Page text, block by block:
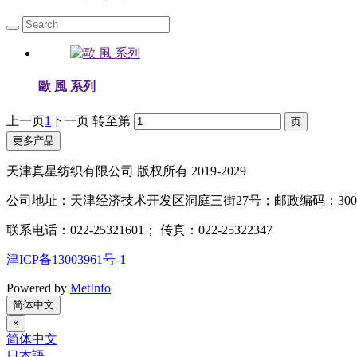
歐 風 系列
上一页1下一页 转至第
更多产品
天津真星纺织有限公司 版权所有 2019-2029
公司地址：天津经济技术开发区洞庭三街27号；邮政编码：
联系电话：022-25321601； 传真：022-25322347
津ICP备13003961号-1
Powered by MetInfo
简体中文
×
简体中文